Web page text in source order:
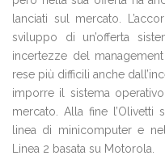
lanciati sul mercato.
sviluppo di un’offerta
incertezze del
rese più difficili anche
imporre il sistema
mercato. Alla fine
linea di minicomputer e
Linea 2 basata su Motorola.